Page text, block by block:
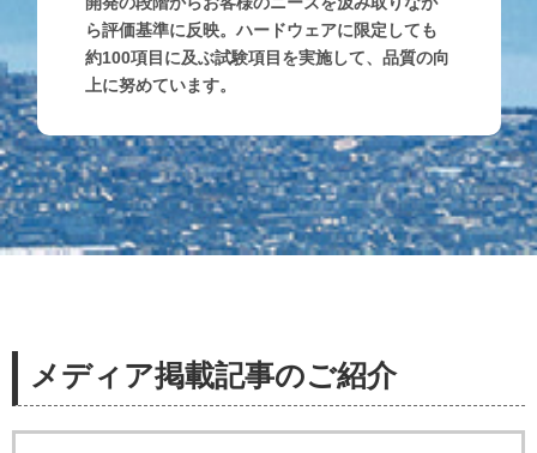
ら評価基準に反映。ハードウェアに限定しても
約100項目に及ぶ試験項目を実施して、品質の向
上に努めています。
メディア掲載記事のご紹介